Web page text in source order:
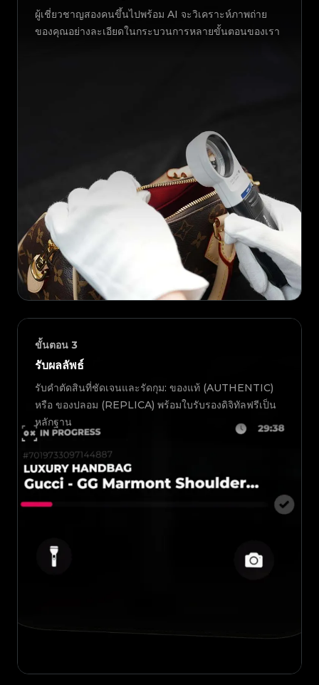
ผู้เชี่ยวชาญสองคนขึ้นไปพร้อม AI จะวิเคราะห์ภาพถ่าย
ของคุณอย่างละเอียดในกระบวนการหลายขั้นตอนของเรา
ขั้นตอน 3
รับผลลัพธ์
รับคำตัดสินที่ชัดเจนและรัดกุม: ของแท้ (AUTHENTIC)
หรือ ของปลอม (REPLICA) พร้อมใบรับรองดิจิทัลฟรีเป็น
หลักฐาน